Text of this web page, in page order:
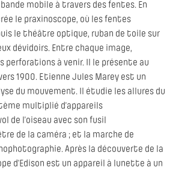
mobile à travers des fentes. En
le praxinoscope, où les fentes
le théâtre optique, ruban de toile sur
dévidoirs. Entre chaque image,
perforations à venir. Il le présente au
1900. Etienne Jules Marey est un
du mouvement. Il étudie les allures du
multiplié d’appareils
de l’oiseau avec son fusil
de la caméra ; et la marche de
Après la découverte de la
d’Edison est un appareil à lunette à un